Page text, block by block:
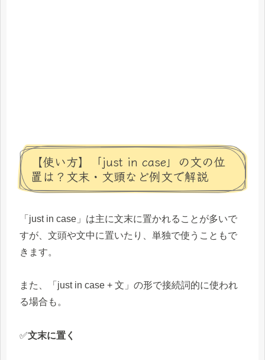
【使い方】「just in case」の文の位
置は？文末・文頭など例文で解説
「just in case」は主に文末に置かれることが多いで
すが、文頭や文中に置いたり、単独で使うこともで
きます。
また、「just in case + 文」の形で接続詞的に使われ
る場合も。
✅文末に置く